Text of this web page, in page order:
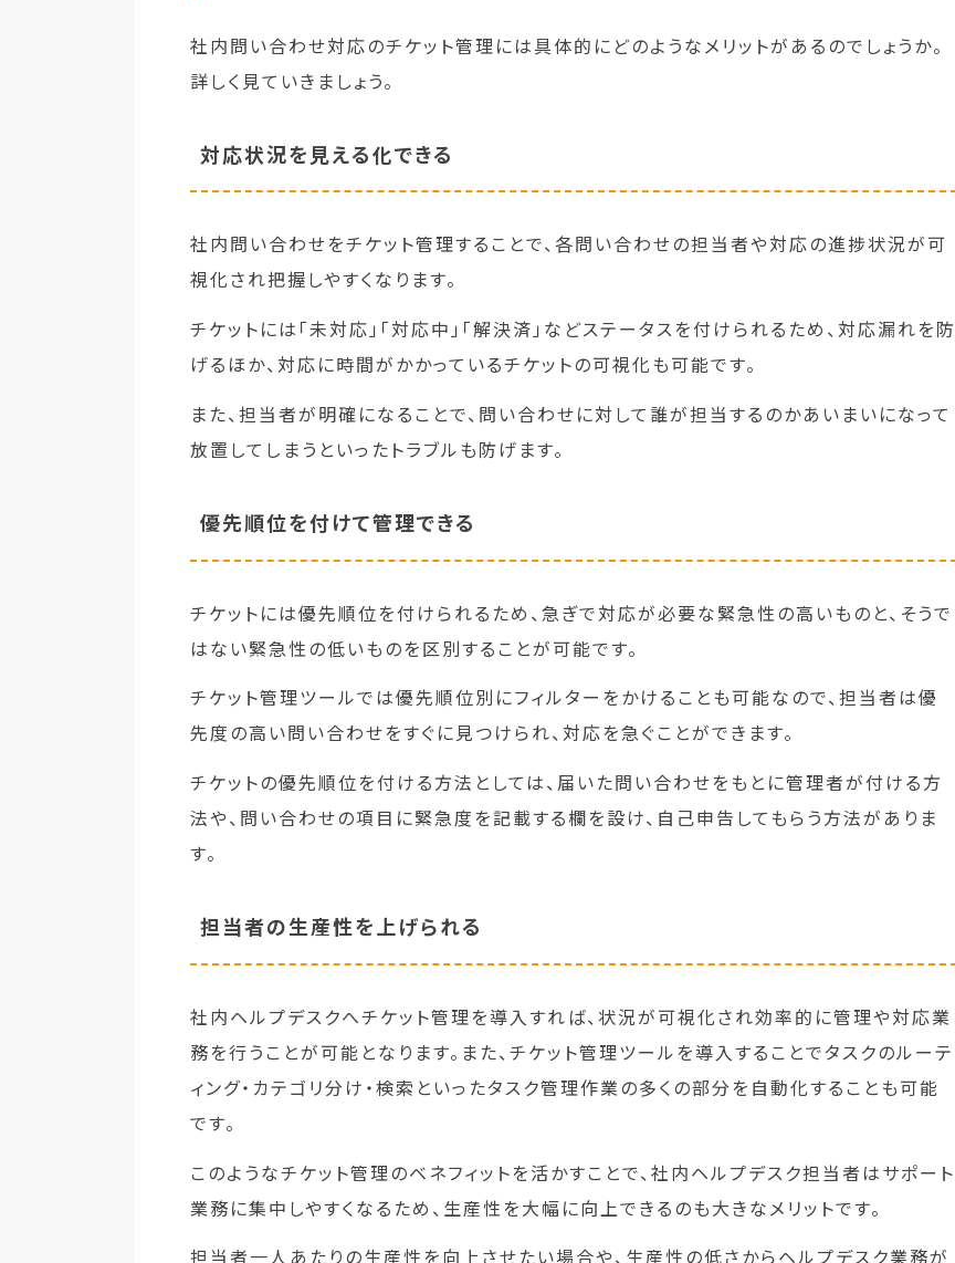
社内問い合わせ対応のチケット管理には具体的にどのようなメリットがあるのでしょうか。
詳しく見ていきましょう。
対応状況を見える化できる
社内問い合わせをチケット管理することで、各問い合わせの担当者や対応の進捗状況が可
視化され把握しやすくなります。
チケットには「未対応」「対応中」「解決済」などステータスを付けられるため、対応漏れを防
げるほか、対応に時間がかかっているチケットの可視化も可能です。
また、担当者が明確になることで、問い合わせに対して誰が担当するのかあいまいになって
放置してしまうといったトラブルも防げます。
優先順位を付けて管理できる
チケットには優先順位を付けられるため、急ぎで対応が必要な緊急性の高いものと、そうで
はない緊急性の低いものを区別することが可能です。
チケット管理ツールでは優先順位別にフィルターをかけることも可能なので、担当者は優
先度の高い問い合わせをすぐに見つけられ、対応を急ぐことができます。
チケットの優先順位を付ける方法としては、届いた問い合わせをもとに管理者が付ける方
法や、問い合わせの項目に緊急度を記載する欄を設け、自己申告してもらう方法がありま
す。
担当者の生産性を上げられる
社内ヘルプデスクへチケット管理を導入すれば、状況が可視化され効率的に管理や対応業
務を行うことが可能となります。また、チケット管理ツールを導入することでタスクのルーテ
ィング・カテゴリ分け・検索といったタスク管理作業の多くの部分を自動化することも可能
です。
このようなチケット管理のベネフィットを活かすことで、社内ヘルプデスク担当者はサポート
業務に集中しやすくなるため、生産性を大幅に向上できるのも大きなメリットです。
担当者一人あたりの生産性を向上させたい場合や、生産性の低さからヘルプデスク業務が